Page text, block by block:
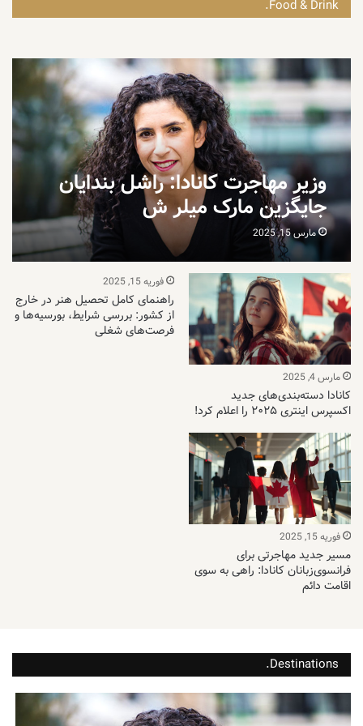
Food & Drink.
وزیر مهاجرت کانادا: راشل بندایان
جایگزین مارک میلر ش
مارس 15, 2025
مارس 4, 2025
کانادا دسته‌بندی‌های جدید
اکسپرس اینتری ۲۰۲۵ را اعلام کرد!
فوریه 15, 2025
راهنمای کامل تحصیل هنر در خارج
از کشور: بررسی شرایط، بورسیه‌ها و
فرصت‌های شغلی
فوریه 15, 2025
مسیر جدید مهاجرتی برای
فرانسوی‌زبانان کانادا: راهی به سوی
اقامت دائم
Destinations.